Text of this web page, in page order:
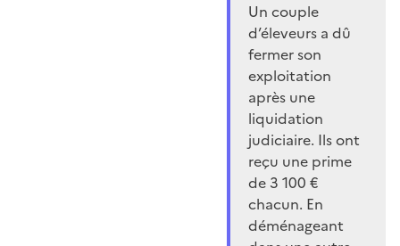
Un couple
d’éleveurs a dû
fermer son
exploitation
après une
liquidation
judiciaire. Ils ont
reçu une prime
de 3 100 €
chacun. En
déménageant